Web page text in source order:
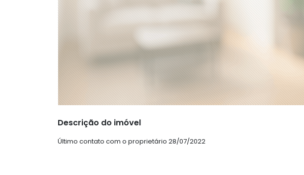
Descrição do imóvel
Último contato com o proprietário 28/07/2022